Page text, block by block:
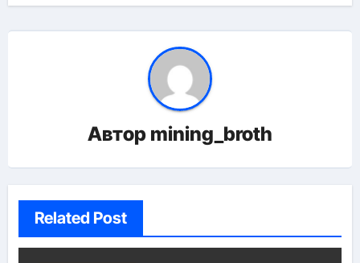
Автор mining_broth
Related Post